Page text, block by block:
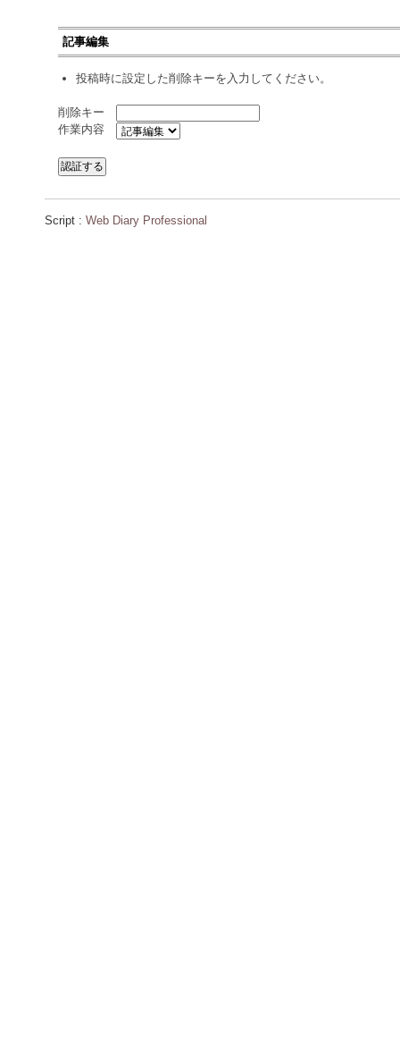
記事編集
投稿時に設定した削除キーを入力してください。
削除キー
作業内容
Script : Web Diary Professional